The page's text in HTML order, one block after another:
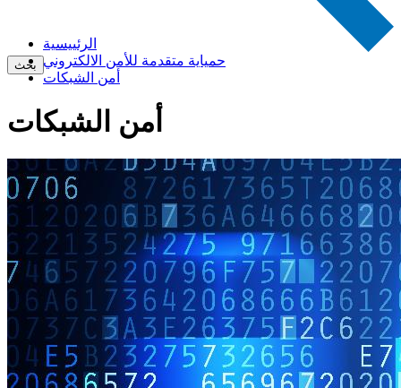
بحث
الرئييسية
حمياية متقدمة للأمن الالكتروني
أمن الشبكات
أمن الشبكات